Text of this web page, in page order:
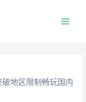
破地区限制畅玩国内